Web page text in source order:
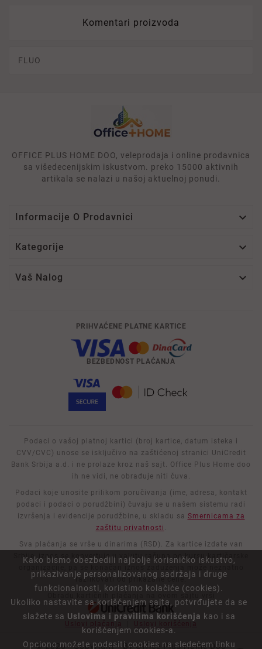
Kako bismo obezbedili najbolje korisničko iskustvo,
prikazivanje personalizovanog sadržaja i druge
funkcionalnosti, koristimo kolačiće (cookies).
Ukoliko nastavite sa korišćenjem sajta, potvrđujete da se
slažete sa Uslovima i pravilima korišćenja kao i sa
korišćenjem cookies-a.
Opciono možete podesiti cookies na sledećem linku
Komentari proizvoda
FLUO
OFFICE PLUS HOME DOO, veleprodaja i online prodavnica
sa višedecenijskim iskustvom. preko 15000 aktivnih
artikala se nalazi u našoj aktuelnoj ponudi.
Informacije O Prodavnici 
Kategorije 
Vaš Nalog 
PRIHVAĆENE PLATNE KARTICE
BEZBEDNOST PLAĆANJA
Podaci o vašoj platnoj kartici (broj kartice, datum isteka i
CVV/CVC) unose se isključivo na zaštićenoj stranici UniCredit
Bank Srbija a.d. i ne prolaze kroz naš sajt. Office Plus Home doo
ih ne vidi, ne obrađuje niti čuva.
Podaci koje unosite prilikom poručivanja (ime, adresa, kontakt
podaci i podaci o porudžbini) čuvaju se u našem sistemu radi
izvršenja i evidencije porudžbine, u skladu sa Smernicama za
zaštitu privatnosti .
Sva plaćanja se vrše u dinarima (RSD). Za kartice izdate van
Srbije, iznos se konvertuje u valutu računa po kursu kartičarske
razlikovati od prikazane cene.
© 2026 - Copyright™ By Office Plus Home Doo